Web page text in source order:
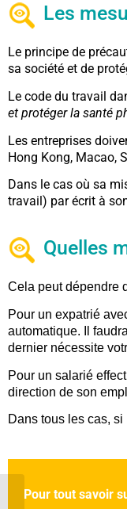
Les
Le principe de
sa société et de
Le code du travail
et protéger la santé
Les entreprises
Hong Kong, Macao,
Dans le cas où sa
travail) par écrit à
Quelles
Cela peut dépendre
Pour un expatrié
automatique. Il
dernier nécessite
Pour un salarié
direction de son
Dans tous les cas, si
Pour tout savoir
Expatriation et